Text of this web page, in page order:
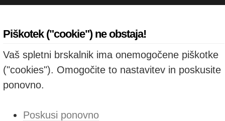
Piškotek ("cookie") ne obstaja!
Vaš spletni brskalnik ima onemogočene piškotke
("cookies"). Omogočite to nastavitev in poskusite
ponovno.
Poskusi ponovno